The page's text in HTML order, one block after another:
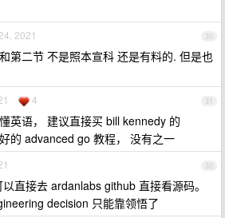
30
2021
第二节 不是照本宣科 还是有料的. 但是也
31
4
英语， 建议直接买 bill kennedy 的
的 advanced go 教程， 没有之一
32
直接去 ardanlabs github 直接看源码。
decision 只能靠领悟了